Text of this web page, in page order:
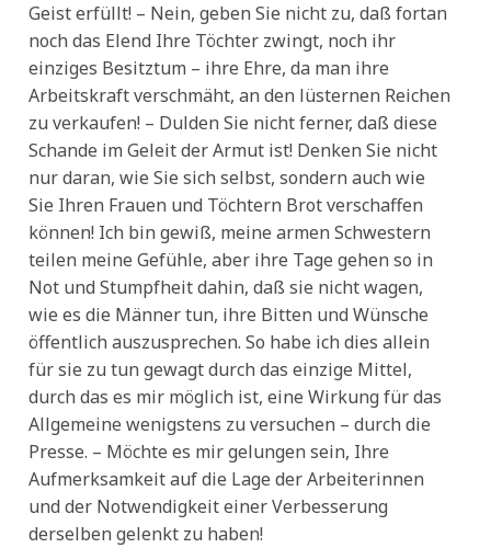
Geist erfüllt! – Nein, geben Sie nicht zu, daß fortan
noch das Elend Ihre Töchter zwingt, noch ihr
einziges Besitztum – ihre Ehre, da man ihre
Arbeitskraft verschmäht, an den lüsternen Reichen
zu verkaufen! – Dulden Sie nicht ferner, daß diese
Schande im Geleit der Armut ist! Denken Sie nicht
nur daran, wie Sie sich selbst, sondern auch wie
Sie Ihren Frauen und Töchtern Brot verschaffen
können! Ich bin gewiß, meine armen Schwestern
teilen meine Gefühle, aber ihre Tage gehen so in
Not und Stumpfheit dahin, daß sie nicht wagen,
wie es die Männer tun, ihre Bitten und Wünsche
öffentlich auszusprechen. So habe ich dies allein
für sie zu tun gewagt durch das einzige Mittel,
durch das es mir möglich ist, eine Wirkung für das
Allgemeine wenigstens zu versuchen – durch die
Presse. – Möchte es mir gelungen sein, Ihre
Aufmerksamkeit auf die Lage der Arbeiterinnen
und der Notwendigkeit einer Verbesserung
derselben gelenkt zu haben!